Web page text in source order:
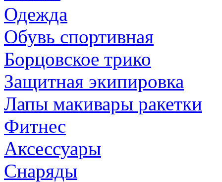
Одежда
Обувь спортивная
Борцовское трико
Защитная экипировка
Лапы макивары ракетки
Фитнес
Аксессуары
Снаряды